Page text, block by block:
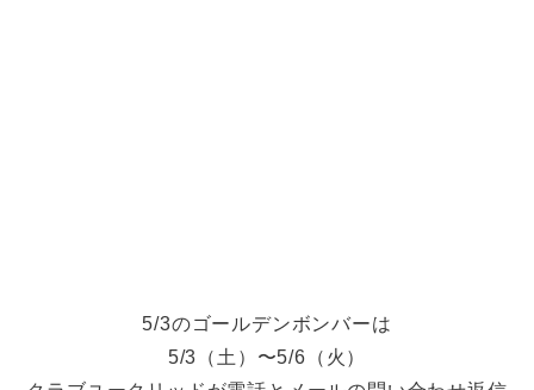
5/3のゴールデンボンバーは
5/3（土）〜5/6（火）